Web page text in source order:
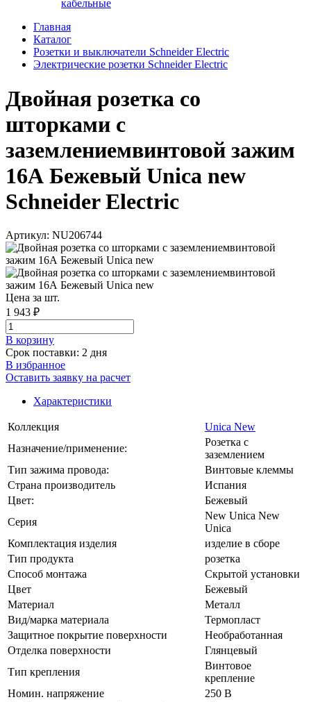
кабельные
Главная
Каталог
Розетки и выключатели Schneider Electric
Электрические розетки Schneider Electric
Двойная розетка со
шторками с
заземлениемвинтовой зажим
16А Бежевый Unica new
Schneider Electric
Артикул: NU206744
Цена за шт.
1 943 ₽
В корзинy
Срок поставки: 2 дня
В избранное
Оставить заявку на расчет
Характеристики
Коллекция
Unica New
Назначение/применение:
Розетка с
заземлением
Тип зажима провода:
Винтовые клеммы
Страна производитель
Испания
Цвет:
Бежевый
Серия
New Unica New
Unica
Комплектация изделия
изделие в сборе
Тип продукта
розетка
Способ монтажа
Скрытой установки
Цвет
Бежевый
Материал
Металл
Вид/марка материала
Термопласт
Защитное покрытие поверхности
Необработанная
Отделка поверхности
Глянцевый
Тип крепления
Винтовое
крепление
Номин. напряжение
250 В